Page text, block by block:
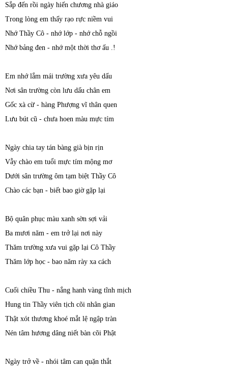
Sắp đến rồi ngày hiến chương nhà giáo
Trong lòng em thấy rạo rực niềm vui
Nhớ Thầy Cô - nhớ lớp - nhớ chỗ ngồi
Nhớ bảng đen - nhớ một thời thơ ấu .!
Em nhớ lắm mái trường xưa yêu dấu
Nơi sân trường còn lưu dấu chân em
Gốc xà cừ - hàng Phượng vĩ thân quen
Lưu bút cũ - chưa hoen màu mực tím
Ngày chia tay tán bàng già bịn rịn
Vẫy chào em tuổi mực tím mộng mơ
Dưới sân trường ôm tạm biệt Thầy Cô
Chào các bạn - biết bao giờ gặp lại
Bộ quân phục màu xanh sờn sợi vải
Ba mươi năm - em trở lại nơi này
Thăm trường xưa vui gặp lại Cô Thầy
Thăm lớp học - bao năm rày xa cách
Cuối chiều Thu - nắng hanh vàng tĩnh mịch
Hung tin Thầy viên tịch cõi nhân gian
Thật xót thương khoé mắt lệ ngập tràn
Nén tâm hương dâng niết bàn cõi Phật
Ngày trở về - nhói tâm can quặn thắt